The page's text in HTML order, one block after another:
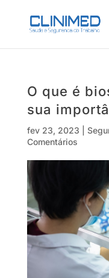
O que é
sua
fev 23, 2023
Comentários